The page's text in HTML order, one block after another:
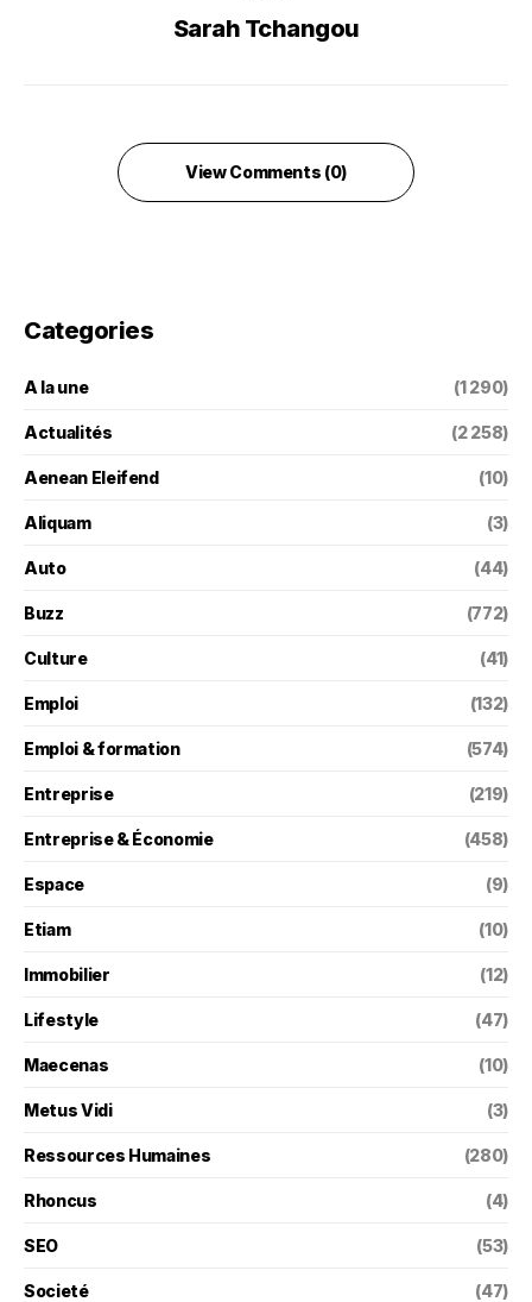
Sarah Tchangou
View Comments (0)
Categories
A la une (1 290)
Actualités (2 258)
Aenean Eleifend (10)
Aliquam (3)
Auto (44)
Buzz (772)
Culture (41)
Emploi (132)
Emploi & formation (574)
Entreprise (219)
Entreprise & Économie (458)
Espace (9)
Etiam (10)
Immobilier (12)
Lifestyle (47)
Maecenas (10)
Metus Vidi (3)
Ressources Humaines (280)
Rhoncus (4)
SEO (53)
Societé (47)